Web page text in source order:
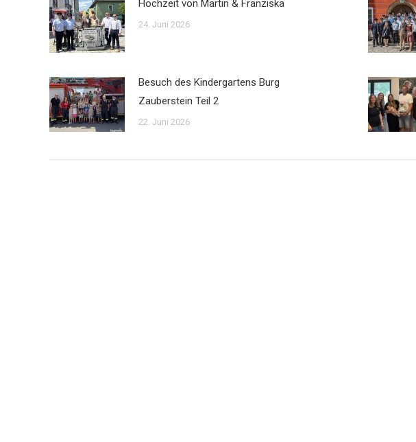
Hochzeit von Martin & Franziska
24. Juni 2026
Besuch des Kindergartens Burg
Zauberstein Teil 2
22. Juni 2026